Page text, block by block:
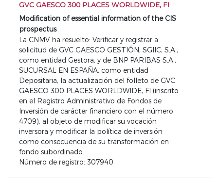
GVC GAESCO 300 PLACES WORLDWIDE, FI
Modification of essential information of the CIS
prospectus
La CNMV ha resuelto: Verificar y registrar a
solicitud de GVC GAESCO GESTIÓN, SGIIC, S.A.,
como entidad Gestora, y de BNP PARIBAS S.A.,
SUCURSAL EN ESPAÑA, como entidad
Depositaria, la actualización del folleto de GVC
GAESCO 300 PLACES WORLDWIDE, FI (inscrito
en el Registro Administrativo de Fondos de
Inversión de carácter financiero con el número
4709), al objeto de modificar su vocación
inversora y modificar la política de inversión
como consecuencia de su transformación en
fondo subordinado.
Número de registro: 307940